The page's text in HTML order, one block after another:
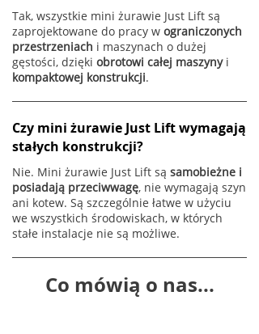
Tak, wszystkie mini żurawie Just Lift są
zaprojektowane do pracy w ograniczonych
przestrzeniach i maszynach o dużej
gęstości, dzięki obrotowi całej maszynyi
kompaktowej konstrukcji.
Czy mini żurawie Just Lift wymagają
stałych konstrukcji?
Nie. Mini żurawie Just Lift są samobieżne i
posiadają przeciwwagę, nie wymagają szyn
ani kotew. Są szczególnie łatwe w użyciu
we wszystkich środowiskach, w których
stałe instalacje nie są możliwe.
Co mówią o nas...